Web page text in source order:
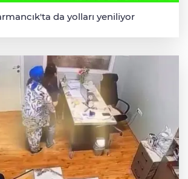
da yolları yeniliyor